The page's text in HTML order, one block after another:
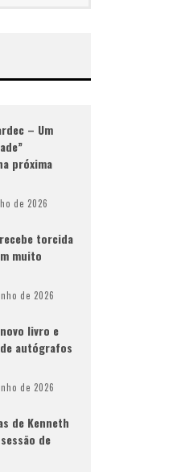
– Um
próxima
de 2026
torcida
muito
de 2026
livro e
autógrafos
de 2026
de Kenneth
de